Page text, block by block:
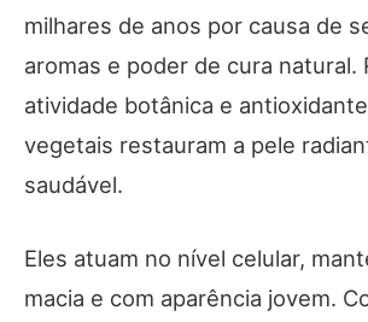
milhares de anos por causa de
aromas e poder de cura natural.
atividade botânica e
vegetais restauram a pele
saudável.
Eles atuam no nível celular,
macia e com aparência jovem.